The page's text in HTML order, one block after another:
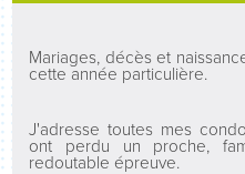
Mariages, décès et
cette année particulière.
J'adresse toutes mes
ont perdu un proche,
redoutable épreuve.